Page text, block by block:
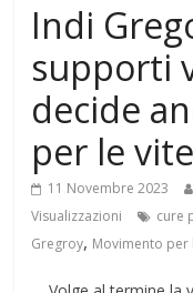
Indi
supporti
decide
per le
11 Novembre 2023
Visualizzazioni
cure
Gregroy, Movimento per